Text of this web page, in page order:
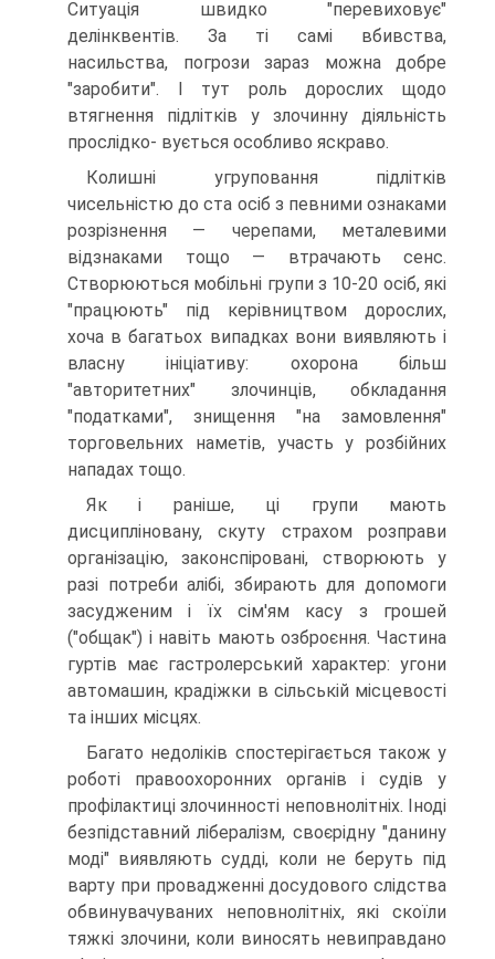
Ситуація швидко "перевиховує"
делінквентів. За ті самі вбивства,
насильства, погрози зараз можна добре
"заробити". І тут роль дорослих щодо
втягнення підлітків у злочинну діяльність
прослідко- вується особливо яскраво.
Колишні угруповання підлітків
чисельністю до ста осіб з певними ознаками
розрізнення — черепами, металевими
відзнаками тощо — втрачають сенс.
Створюються мобільні групи з 10-20 осіб, які
"працюють" під керівництвом дорослих,
хоча в багатьох випадках вони виявляють і
власну ініціативу: охорона більш
"авторитетних" злочинців, обкладання
"податками", знищення "на замовлення"
торговельних наметів, участь у розбійних
нападах тощо.
Як і раніше, ці групи мають
дисципліновану, скуту страхом розправи
організацію, законспіровані, створюють у
разі потреби алібі, збирають для допомоги
засудженим і їх сім'ям касу з грошей
("общак") і навіть мають озброєння. Частина
гуртів має гастролерський характер: угони
автомашин, крадіжки в сільській місцевості
та інших місцях.
Багато недоліків спостерігається також у
роботі правоохоронних органів і судів у
профілактиці злочинності неповнолітніх. Іноді
безпідставний лібералізм, своєрідну "данину
моді" виявляють судді, коли не беруть під
варту при провадженні досудового слідства
обвинувачуваних неповнолітніх, які скоїли
тяжкі злочини, коли виносять невиправдано